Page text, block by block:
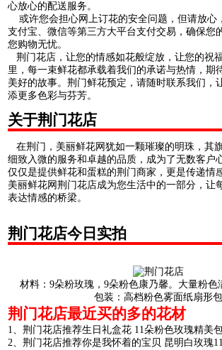
心放心的配送服务。
或许您会担心网上订花的安全问题，但请放心
支付宝、微信等第三方大平台支付交易，确保您
您购物无忧。
荆门花店，让您的情感如花般绽放，让您的祝
里，每一束鲜花都承载着我们的承诺与热情，期
美好的故事。荆门鲜花预定，请随时联系我们，
添更多色彩与芬芳。
关于荆门花店
在荆门，美丽鲜花网犹如一颗璀璨的明珠，其
细致入微的服务和卓越的品质，成为了无数客户
仅仅是提供鲜花和蛋糕的荆门商家，更是传递情
美丽鲜花网荆门花店成为您生活中的一部分，让
表达情感的桥梁。
荆门花店今日实拍
材料：9朵粉玫瑰，9朵粉色康乃馨。大量粉色
包装：高档粉色雾面纸扇形包
荆门花店最近买的多的花材
1、荆门花店推荐生日礼盒花 11朵粉色玫瑰精美
2、荆门花店推荐你是我怀着的宝贝 昆明白玫瑰